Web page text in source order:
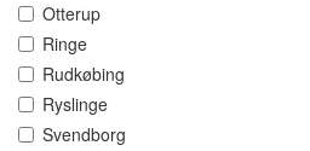
Otterup
Ringe
Rudkøbing
Ryslinge
Svendborg